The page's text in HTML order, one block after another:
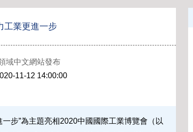
工業更進一步
域中文網站發布
11-12 14:00:00
步”為主題亮相2020中國國際工業博覽會（以